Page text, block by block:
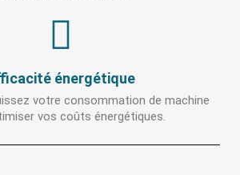
énergétique
votre consommation de machine
vos coûts énergétiques.